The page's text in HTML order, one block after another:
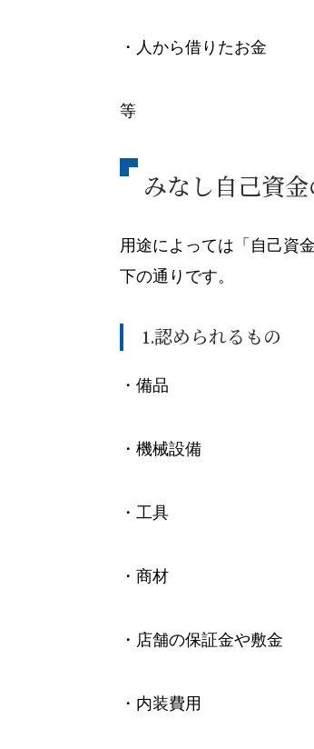
・人から借りたお金
等
みなし自己資
用途によっては「自己資
下の通りです。
1.認められるもの
・備品
・機械設備
・工具
・商材
・店舗の保証金や敷金
・内装費用